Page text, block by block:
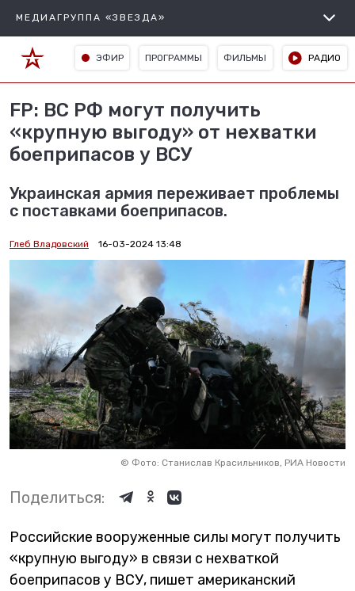
МЕДИАГРУППА «ЗВЕЗДА»
ЭФИР ПРОГРАММЫ ФИЛЬМЫ РАДИО
FP: ВС РФ могут получить
«крупную выгоду» от нехватки
боеприпасов у ВСУ
Украинская армия переживает проблемы
с поставками боеприпасов.
Глеб Владовский 16-03-2024 13:48
© Фото: Станислав Красильников, РИА Новости
Поделиться:
Российские вооруженные силы могут получить
«крупную выгоду» в связи с нехваткой
боеприпасов у ВСУ, пишет американский